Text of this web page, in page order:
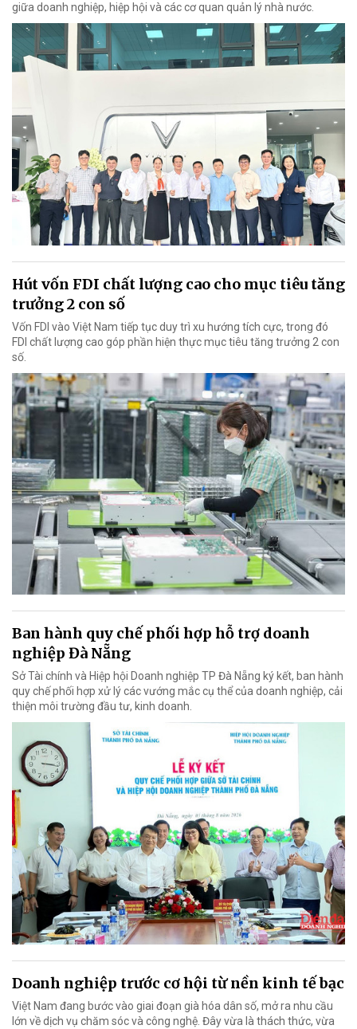
giữa doanh nghiệp, hiệp hội và các cơ quan quản lý nhà nước.
Hút vốn FDI chất lượng cao cho mục tiêu tăng
trưởng 2 con số
Vốn FDI vào Việt Nam tiếp tục duy trì xu hướng tích cực, trong đó
FDI chất lượng cao góp phần hiện thực mục tiêu tăng trưởng 2 con
số.
Ban hành quy chế phối hợp hỗ trợ doanh
nghiệp Đà Nẵng
Sở Tài chính và Hiệp hội Doanh nghiệp TP Đà Nẵng ký kết, ban hành
quy chế phối hợp xử lý các vướng mắc cụ thể của doanh nghiệp, cải
thiện môi trường đầu tư, kinh doanh.
Doanh nghiệp trước cơ hội từ nền kinh tế bạc
Việt Nam đang bước vào giai đoạn già hóa dân số, mở ra nhu cầu
lớn về dịch vụ chăm sóc và công nghệ. Đây vừa là thách thức, vừa